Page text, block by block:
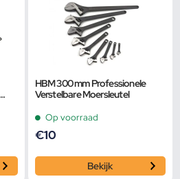
HBM 300 mm Professionele
Verstelbare Moersleutel
Op voorraad
€10
Bekijk